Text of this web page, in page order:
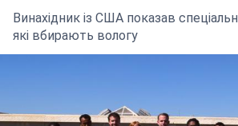
Винахідник із США показав
які вбирають вологу